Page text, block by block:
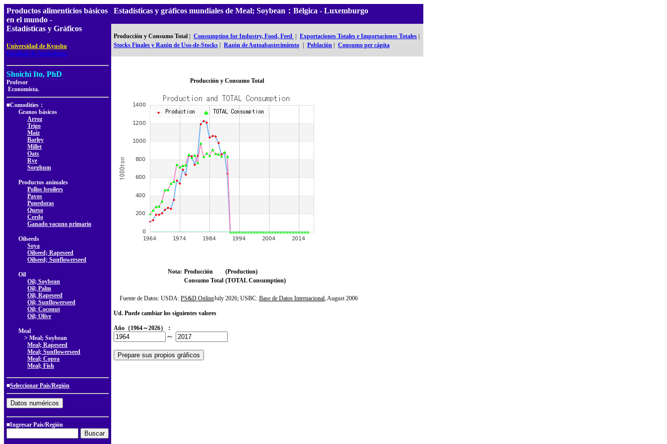
Productos alimenticios básicos
en el mundo -
Estadísticas y Gráficos
Universidad de Kyushu,
Facultad de Agricultura
Shoichi Ito, PhD
Profesor
Economista.
■Comodities：
Granos básicos
Arroz
Trigo
Maíz
Barley
Millet
Oats
Rye
Sorghum
Productos animales
Pollos broilers
Pavos
Ponedoras
Queso
Cerdo
Ganado vacuno primario
Oilseeds
Soya
Oilseed; Rapeseed
Oilseed; Sunflowerseed
Oil
Oil; Soybean
Oil; Palm
Oil; Rapeseed
Oil; Sunflowerseed
Oil; Coconut
Oil; Olive
Meal
> Meal; Soybean
Meal; Rapeseed
Meal; Sunflowerseed
Meal; Copra
Meal; Fish
■Seleccionar País/Región
■Ingresar País/Región
Estadísticas y gráficos mundiales de Meal; Soybean：Bélgica - Luxemburgo
Producción y Consumo Total Consumption for Industry, Food, Feed Exportaciones Totales e Importaciones Totales
Stocks Finales y Razón de Uso-de-Stocks
Razón de Autoabastecimiento Población Consumo per cápita
Producción y Consumo Total
Nota: Producción
(Production)
Consumo Total (TOTAL Consumption)
Fuente de Datos: USDA: PS&D OnlineJuly 2026; USBC: Base de Datos Internacional, August 2006
Ud. Puede cambiar los siguientes valores
Año（1964～2026）：
～